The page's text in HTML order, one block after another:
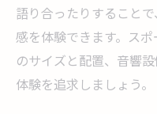
語り合ったりすること
感を体験できます。ス
のサイズと配置、音響
体験を追求しましょう。